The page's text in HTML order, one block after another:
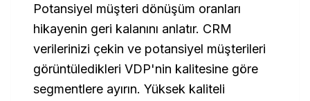
Potansiyel müşteri dönüşüm oranları
hikayenin geri kalanını anlatır. CRM
verilerinizi çekin ve potansiyel müşterileri
görüntüledikleri VDP'nin kalitesine göre
segmentlere ayırın. Yüksek kaliteli